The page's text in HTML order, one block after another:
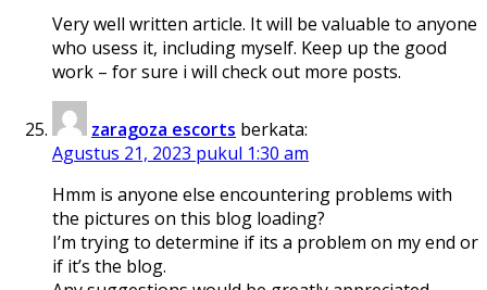
Very well written article. It will be valuable to anyone
who usess it, including myself. Keep up the good
work – for sure i will check out more posts.
zaragoza escorts berkata:
Agustus 21, 2023 pukul 1:30 am
Hmm is anyone else encountering problems with
the pictures on this blog loading?
I’m trying to determine if its a problem on my end or
if it’s the blog.